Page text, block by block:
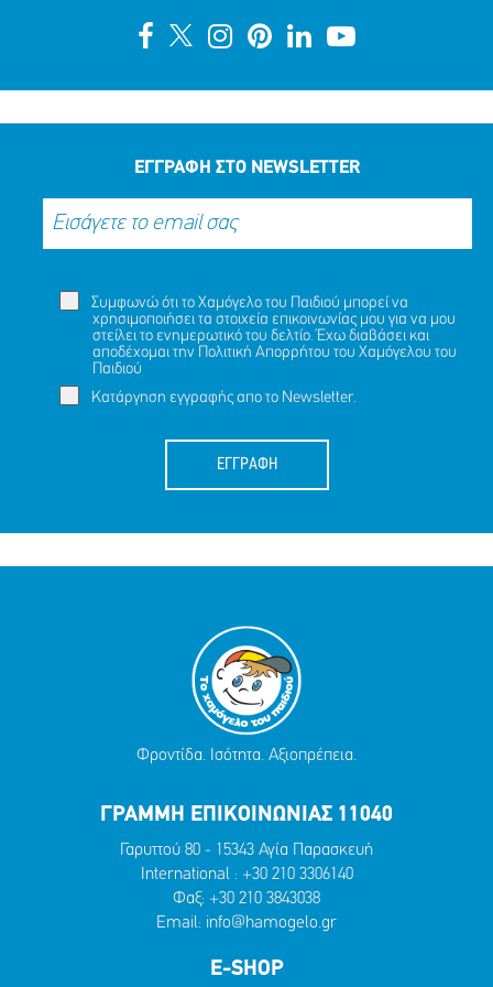
ΕΓΓΡΑΦΗ ΣΤΟ NEWSLETTER
Συμφωνώ ότι το Χαμόγελο του Παιδιού μπορεί να
χρησιμοποιήσει τα στοιχεία επικοινωνίας μου για να μου
στείλει το ενημερωτικό του δελτίο. Έχω διαβάσει και
αποδέχομαι την Πολιτική Απορρήτου του Χαμόγελου του
Παιδιού
Κατάργηση εγγραφής απο το Newsletter.
ΕΓΓΡΑΦΗ
Φροντίδα. Ισότητα. Αξιοπρέπεια.
ΓΡΑΜΜΗ ΕΠΙΚΟΙΝΩΝΙΑΣ 11040
Γαρυττού 80 - 15343 Αγία Παρασκευή
International : +30 210 3306140
Φαξ: +30 210 3843038
Email: info@hamogelo.gr
E-SHOP